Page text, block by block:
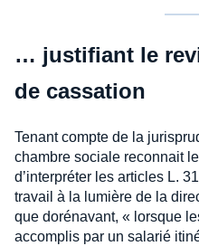
… justifiant le
de cassation
Tenant compte de la
chambre sociale reconnait
d’interpréter les articles L.
travail à la lumière de la
que dorénavant, « lorsque
accomplis par un salarié